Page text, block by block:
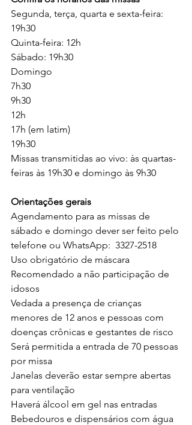
Segunda, terça, quarta e sexta-feira:
19h30
Quinta-feira: 12h
Sábado: 19h30
Domingo
7h30
9h30
12h
17h (em latim)
19h30
Missas transmitidas ao vivo: às quartas-
feiras às 19h30 e domingo às 9h30
Orientações gerais
Agendamento para as missas de
sábado e domingo dever ser feito pelo
telefone ou WhatsApp:  3327-2518
Uso obrigatório de máscara
Recomendado a não participação de
idosos
Vedada a presença de crianças
menores de 12 anos e pessoas com
doenças crônicas e gestantes de risco
Será permitida a entrada de 70 pessoas
por missa
Janelas deverão estar sempre abertas
para ventilação
Haverá álcool em gel nas entradas
Bebedouros e dispensários com água